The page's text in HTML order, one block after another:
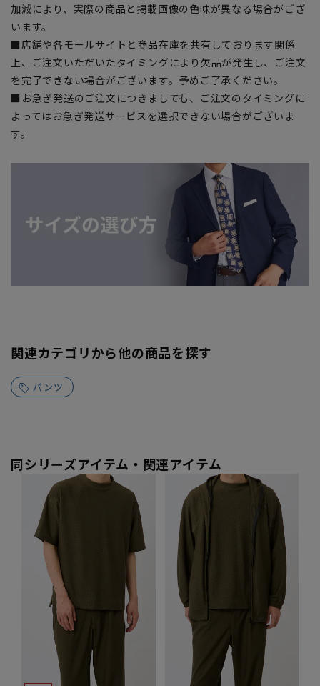
加減により、実際の商品と掲載画像の色味が異なる場合がござ
います。
■店舗や各モールサイトと商品在庫を共有しております関係
上、ご注文いただいたタイミングにより欠品が発生し、ご注文
を完了できない場合がございます。予めご了承ください。
■お急ぎ発送のご注文につきましても、ご注文のタイミングに
よってはお急ぎ発送サービスを選択できない場合がございま
す。
関連カテゴリから他の商品を探す
パンツ
同シリーズアイテム・関連アイテム